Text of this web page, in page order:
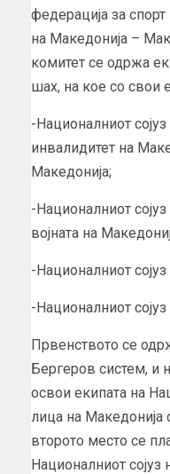
федерација за
на Македонија –
комитет се одржа
шах, на кое со свои
-Националниот
инвалидитет на
Македонија;
-Националниот
војната на
-Националниот
-Националниот
Првенството се
Бергеров систем, и
освои екипата на
лица на Македонија
второто место се
Националниот сојуз